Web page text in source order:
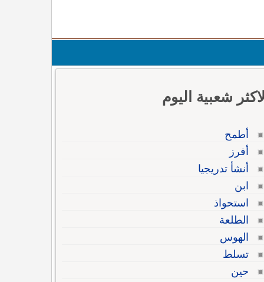
الاكثر شعبية اليوم
أطمح
أفرز
أنشأ تدريجيا
ابن
استحواذ
الطلعة
الهوس
تسلط
حين